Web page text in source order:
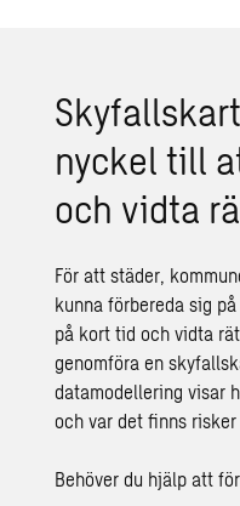
nyckel till
och vidta
För att städer,
kunna förbereda sig
på kort tid och vidta
genomföra en
datamodellering visar
och var det finns
Behöver du hjälp att